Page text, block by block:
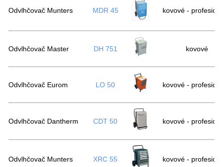
Odvlhčovač Munters MDR 45 kovové -
Odvlhčovač Master DH 751 kovové
Odvlhčovač Eurom LO 50 kovové -
Odvlhčovač Dantherm CDT 50 kovové -
Odvlhčovač Munters XRC 55 kovové -